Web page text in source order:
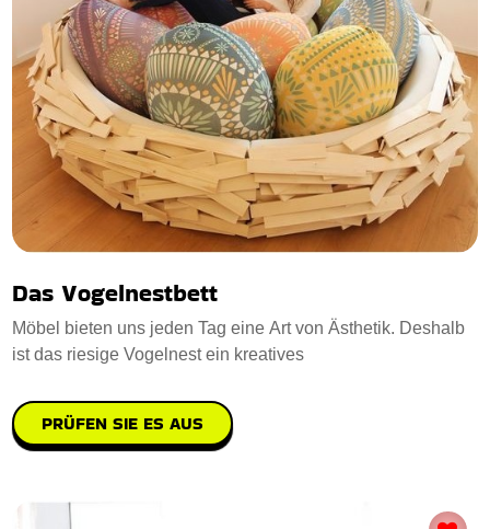
Das Vogelnestbett
Möbel bieten uns jeden Tag eine Art von Ästhetik. Deshalb
ist das riesige Vogelnest ein kreatives
PRÜFEN SIE ES AUS